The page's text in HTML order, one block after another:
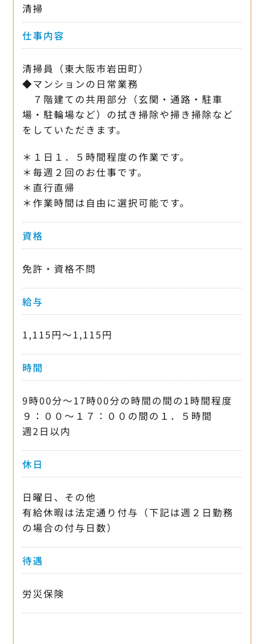
清掃
仕事内容
清掃員（東大阪市岩田町）
◆マンションの日常業務
７階建ての共用部分（玄関・通路・駐車
場・駐輪場など）の拭き掃除や掃き掃除など
をしていただきます。
＊１日１．５時間程度の作業です。
＊毎週２回のお仕事です。
＊直行直帰
＊作業時間は自由に選択可能です。
資格
免許・資格不問
給与
1,115円〜1,115円
時間
9時00分〜17時00分の時間の間の1時間程度
９：００～１７：００の間の１．５時間
週2日以内
休日
日曜日、その他
有給休暇は法定通り付与（下記は週２日勤務
の場合の付与日数）
待遇
労災保険